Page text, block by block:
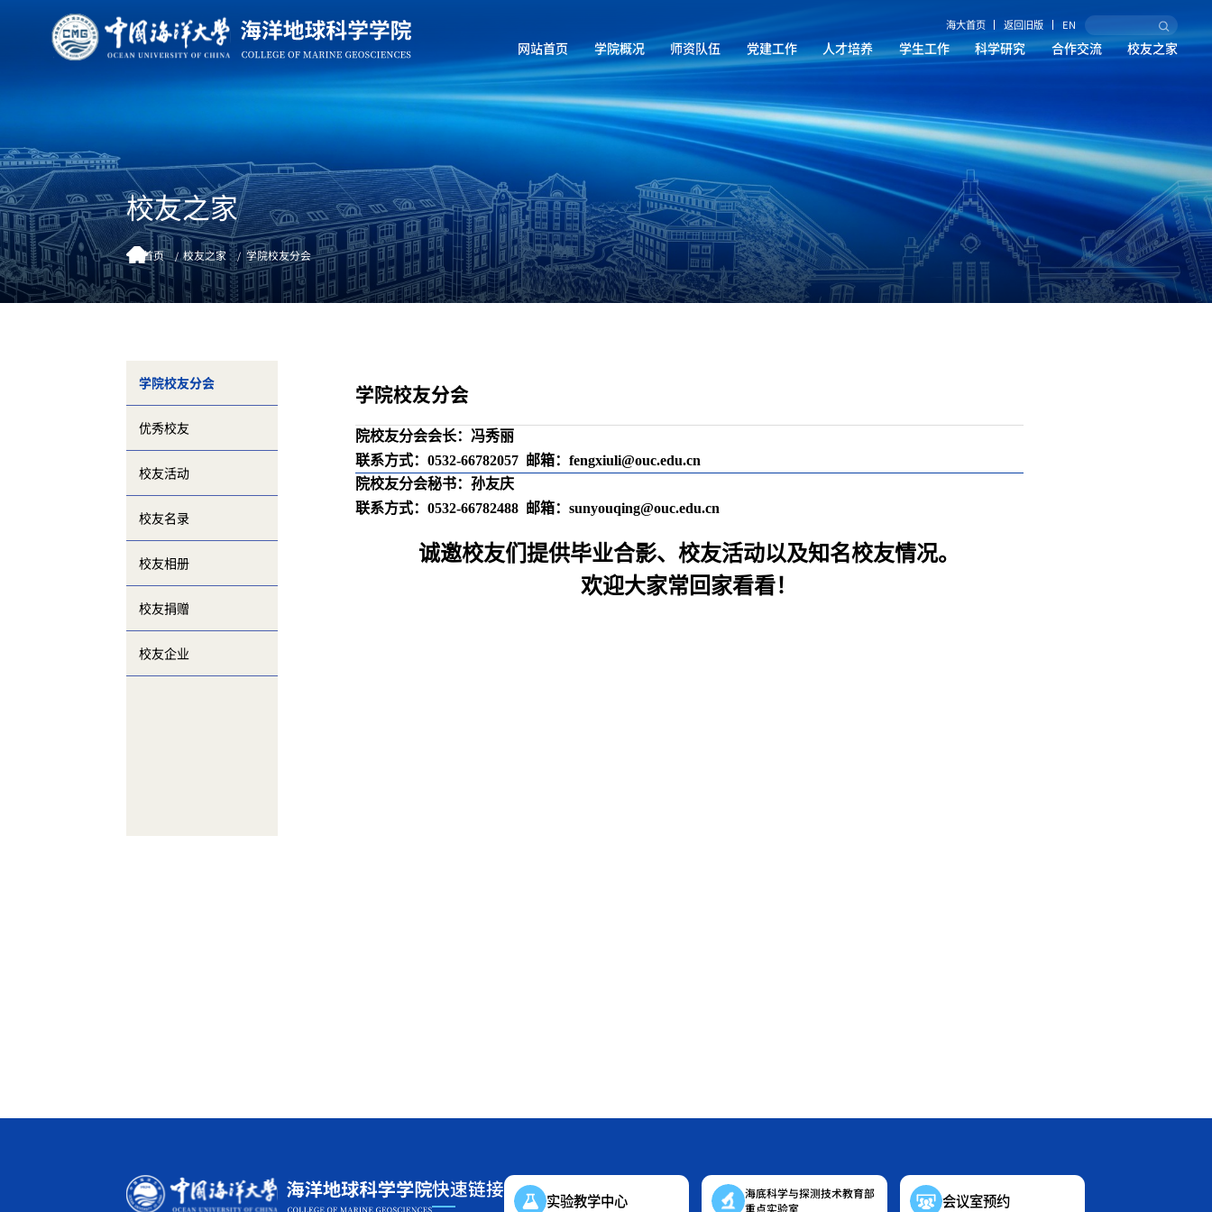
海大首页 返回旧版 EN
网站首页 学院概况 师资队伍 党建工作 人才培养 学生工作 科学研究 合作交流 校友之家
校友之家
首页 校友之家 学院校友分会
学院校友分会
优秀校友
校友活动
校友名录
校友相册
校友捐赠
校友企业
学院校友分会
院校友分会会长：冯秀丽
联系方式： 0532-66782057 邮箱： fengxiuli@ouc.edu.cn
院校友分会秘书：孙友庆
联系方式： 0532-66782488 邮箱： sunyouqing@ouc.edu.cn
诚邀校友们提供毕业合影、校友活动以及知名校友情况。
欢迎大家常回家看看！
快速链接 实验教学中心
海底科学与探测技术教育部
重点实验室
会议室预约